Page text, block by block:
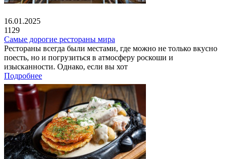
16.01.2025
1129
Самые дорогие рестораны мира
Рестораны всегда были местами, где можно не только вкусно
поесть, но и погрузиться в атмосферу роскоши и
изысканности. Однако, если вы хот
Подробнее